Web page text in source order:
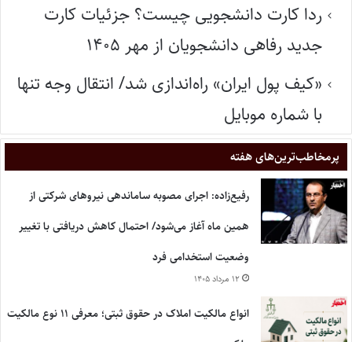
ردا کارت دانشجویی چیست؟ جزئیات کارت
جدید رفاهی دانشجویان از مهر ۱۴۰۵
«کیف پول ایران» راه‌اندازی شد/ انتقال وجه تنها
با شماره موبایل
پر‌مخاطب‌ترین‌های هفته
رفیع‌زاده: اجرای مصوبه ساماندهی نیروهای شرکتی از
همین ماه آغاز می‌شود/ احتمال کاهش دریافتی با تغییر
وضعیت استخدامی فرد
۱۲ مرداد ۱۴۰۵
انواع مالکیت املاک در حقوق ثبتی؛ معرفی ۱۱ نوع مالکیت